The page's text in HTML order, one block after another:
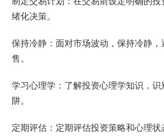
绪化决策。
保持冷静：面对市场波动，保持冷静
售。
学习心理学：了解投资心理学知识，
阱。
定期评估：定期评估投资策略和心理